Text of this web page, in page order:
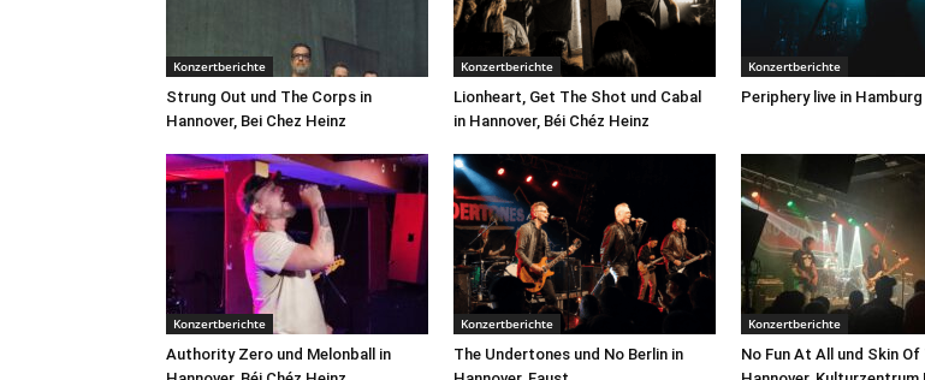
Konzertberichte
Strung Out und The Corps in
Hannover, Bei Chez Heinz
Konzertberichte
Lionheart, Get The Shot und Cabal
in Hannover, Béi Chéz Heinz
Konzertberichte
Periphery live in Hamburg
Konzertberichte
Authority Zero und Melonball in
Konzertberichte
The Undertones und No Berlin in
Konzertberichte
No Fun At All und Skin Of